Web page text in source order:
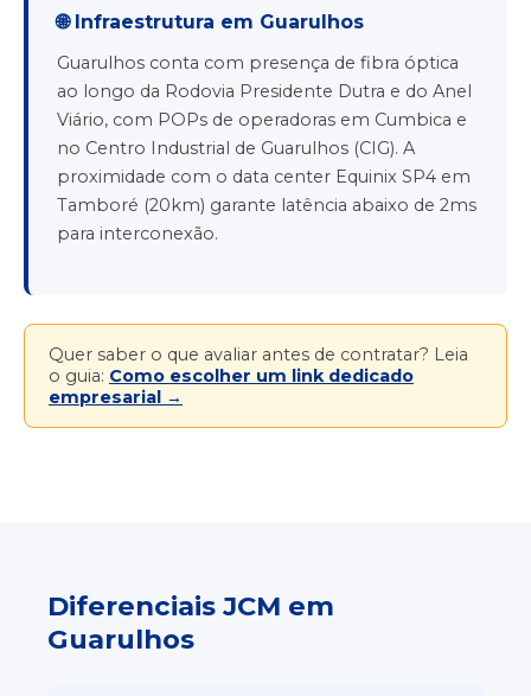
🌐 Infraestrutura em Guarulhos
Guarulhos conta com presença de fibra óptica
ao longo da Rodovia Presidente Dutra e do Anel
Viário, com POPs de operadoras em Cumbica e
no Centro Industrial de Guarulhos (CIG). A
proximidade com o data center Equinix SP4 em
Tamboré (20km) garante latência abaixo de 2ms
para interconexão.
Quer saber o que avaliar antes de contratar? Leia
o guia: Como escolher um link dedicado
empresarial →
Diferenciais JCM em
Guarulhos